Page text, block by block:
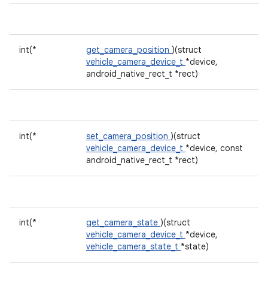
int(* get_camera_position )(struct
vehicle_camera_device_t *device,
android_native_rect_t *rect)
int(* set_camera_position )(struct
vehicle_camera_device_t *device, const
android_native_rect_t *rect)
int(* get_camera_state )(struct
vehicle_camera_device_t *device,
vehicle_camera_state_t *state)